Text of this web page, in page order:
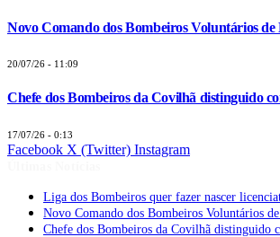
Novo Comando dos Bombeiros Voluntários de
20/07/26 - 11:09
Chefe dos Bombeiros da Covilhã distinguido
17/07/26 - 0:13
Facebook X (Twitter) Instagram
Liga dos Bombeiros quer fazer nascer
Novo Comando dos Bombeiros Voluntários
Chefe dos Bombeiros da Covilhã distinguido